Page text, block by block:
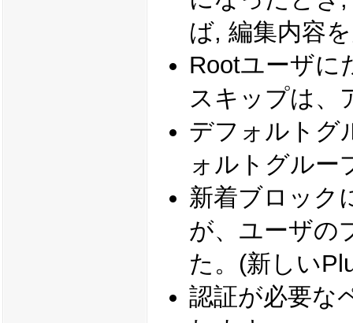
ば, 編集内容
Rootユーザに
スキップは、
デフォルトグ
ォルトグルー
新着ブロック
が、ユーザの
た。(新しい
認証が必要な